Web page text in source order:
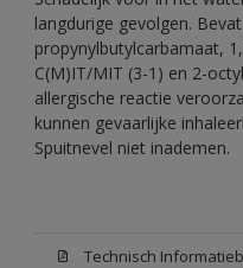
langdurige gevolgen.
propynylbutylcarbamaat,
C(M)IT/MIT (3-1) en 2-
allergische reactie
kunnen gevaarlijke
Spuitnevel niet inademen.